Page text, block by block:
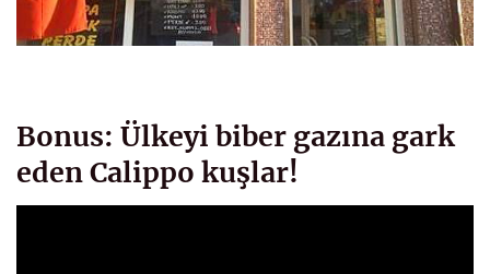
Bonus: Ülkeyi biber gazına gark
eden Calippo kuşlar!